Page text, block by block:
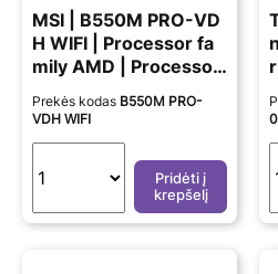
MSI | B550M PRO-VD
H WIFI | Processor fa
mily AMD | Processor
socket AM4 | DDR4 |
Memory slots 4 | Chip
Prekės kodas B550M PRO-
VDH WIFI
Pridėti į
krepšelį